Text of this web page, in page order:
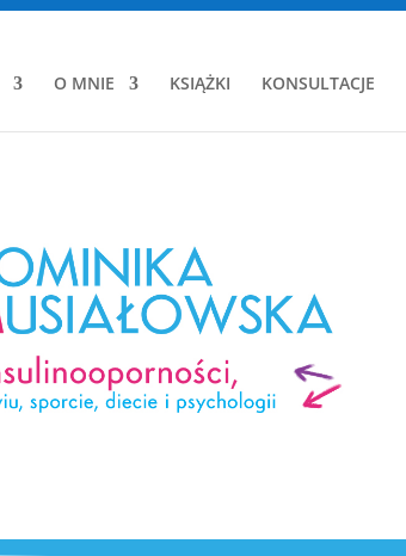
O MNIE KSIĄŻKI KONSULTACJE